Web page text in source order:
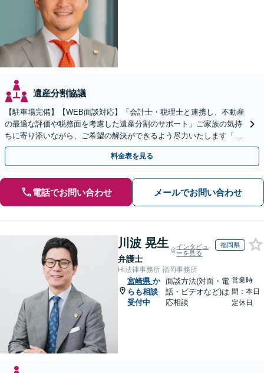
遺産分割協議
【駐車場完備】【WEB面談対応】「会計士・税理士と連携し、不動産
の最適な評価や税務面を考慮した遺産分割のサポート」ご家族の気持
ちに寄り添いながら、ご希望の解決ができるよう尽力いたします「不
動産が絡む相続はお任せ」【休日・夜間相談可】
料金表を見る
電話でお問い合わせ メールでお問い合わせ
川波 晃生
弁護士
インタビュ
ーを見る
福岡県
Hi法律事務所 福岡事務所
宮崎県 か
らも相談
受付中
面談方法(対面・電
話・ビデオなど)は
応相談
営業時
間：本日
定休日